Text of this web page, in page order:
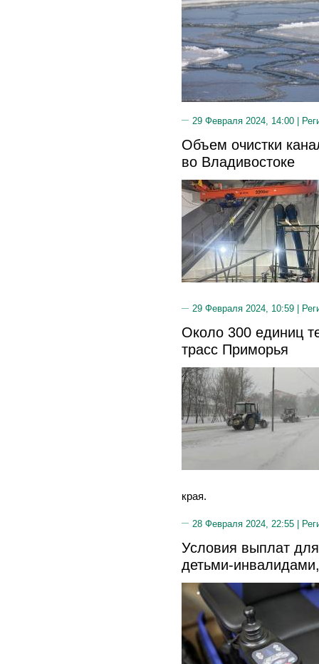
29 Февраля 2024, 14:00 |
Объем очистки
во Владивостоке
29 Февраля 2024, 10:59 |
Около 300 единиц
трасс Приморья
края.
28 Февраля 2024, 22:55 |
Условия выплат
детьми-